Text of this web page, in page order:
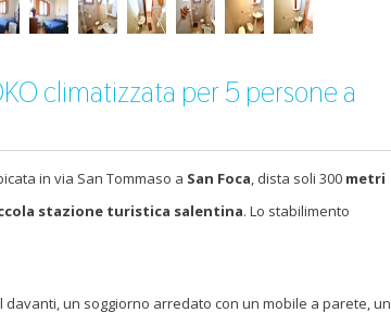
climatizzata per 5 persone a
in via San Tommaso a San Foca, dista soli 300 metri
stazione turistica salentina. Lo stabilimento
un soggiorno arredato con un mobile a parete, un